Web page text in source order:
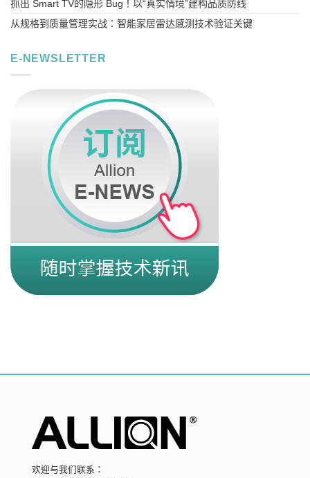
抓出 Smart TV的隐形 Bug！以“真实情境”建构品质防线
从规格到质量管理实战：智能家居雷达感测技术验证关键
E-NEWSLETTER
欢迎与我们联系：